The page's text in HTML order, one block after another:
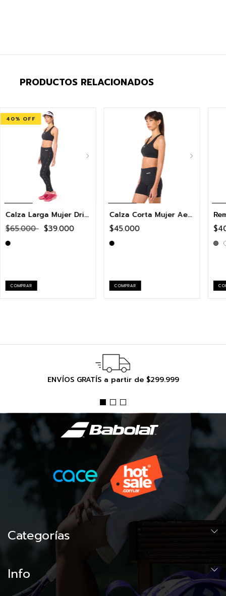
PRODUCTOS RELACIONADOS
40% OFF
Calza Larga Mujer Drive
$65.000 $39.000
COMPRAR
Calza Corta Mujer Aero
$45.000
COMPRAR
ENVÍOS GRATÍS a partir de $299.999
Categorías
Info